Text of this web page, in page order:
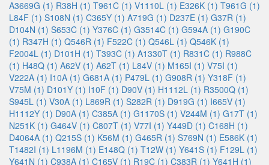
A3669G (1) R38H (1) T961C (1) V1110L (1) E326K (1) T961G (1)
L84F (1) S108N (1) C365Y (1) A719G (1) D237E (1) G37R (1)
D104N (1) S653C (1) Y376C (1) G3514C (1) G594A (1) G190C
(1) R347H (1) Q546R (1) F522C (1) Q546L (1) Q546K (1)
F2004L (1) D101H (1) T393C (1) A1330T (1) R831C (1) R988C
(1) H48Q (1) A62V (1) A62T (1) L84V (1) M165I (1) V75I (1)
V222A (1) I10A (1) G681A (1) P479L (1) G908R (1) Y318F (1)
V75M (1) D101Y (1) I10F (1) D90V (1) H1112L (1) R3500Q (1)
S945L (1) V30A (1) L869R (1) S282R (1) D919G (1) I665V (1)
H1112Y (1) D90A (1) C385A (1) G1170S (1) V244M (1) G17T (1)
N251K (1) G464V (1) C807T (1) V77I (1) Y449D (1) C168H (1)
D4064A (1) Q215S (1) K56M (1) G465R (1) S769N (1) E586K (1)
T1482I (1) L1196M (1) E148Q (1) T12W (1) Y641S (1) F129L (1)
Y641N (1) C938A (1) C165V (1) R19C (1) C383R (1) Y641H (1)